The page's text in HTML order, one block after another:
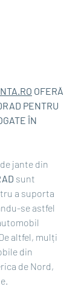
OFERĂ
PENTRU
ÎN
jante din
sunt
a suporta
se astfel
altfel, mulți
din
de Nord,